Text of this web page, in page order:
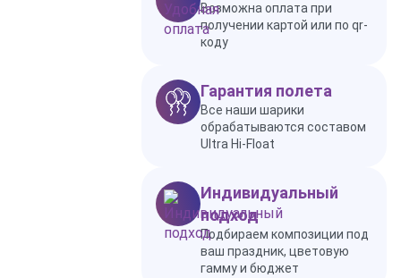
Возможна оплата при
получении картой или по qr-
коду
Гарантия полета
Все наши шарики
обрабатываются составом
Ultra Hi-Float
Индивидуальный
подход
Подбираем композиции под
ваш праздник, цветовую
гамму и бюджет